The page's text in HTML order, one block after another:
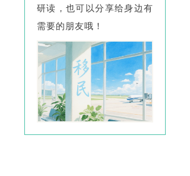
研读，也可以分享给身边有
需要的朋友哦！